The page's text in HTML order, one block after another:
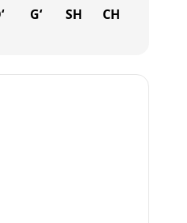
G‘ SH CH